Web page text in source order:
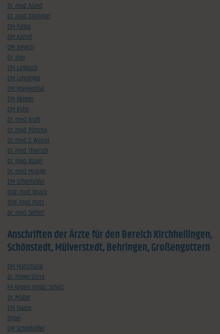
Dr. med. Arand
Dr. med. Klemmer
DM Funke
DM Kämpf
DM Beylich
Dr. Kley
DM Lankisch
DM Lohrengel
DM Morgenthal
DM Renner
DM Bohn
Dr. med. Kraft
Dr. med. Plönzke
Dr. med. S. Weiser
Dr. med. Thiersch
Dr. med. Bauer
Dr. med. Miosge
DM Schönfelder
Dipl. med. Noack
Dipl. med. Platz
Dr. med. Seifert
Anschriften der Ärzte für den Bereich Kirchheilingen,
Schönstedt, Mülverstedt, Behringen, Großengottern
DM Matschulat
Dr. Meyer-Dörre
FA Allgem.mediz. Scholz
Dr. Müller
DM Haase
Zirpel
DM Schönfelder